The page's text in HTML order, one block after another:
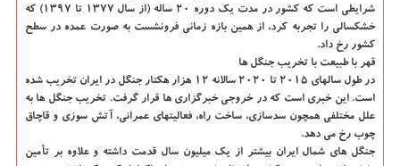
شرایطی است که کشور در مدت یک دوره ۲۰ ساله (از سال ۱۳۷۷ تا ۱۳۹۷) که
خشکسالی را تجربه کرد، از همین بازه زمانی فرونشست به صورت عمده در سطح
کشور رخ داد.
قهر با طبیعت با تخریب جنگل ها
در طول سالهای ۲۰۱۵ تا ۲۰۲۰ سالانه ۱۲ هزار هکتار جنگل در ایران تخریب شده
است. این خبری است که در خروجی خبرگزاری ها قرار گرفت. تخریب جنگل ها به
علل مختلفی همچون سدسازی، ساخت راه، فعالیتهای عمرانی، آتش سوزی و قاچاق
چوب رخ می دهد.
جنگل های شمال ایران بیشتر از یک میلیون سال قدمت داشته و علاوه بر تأمین